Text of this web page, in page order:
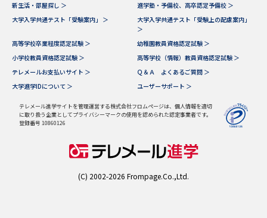
デジタルパンフレット 進路の３択
（高3生用）
（高2生用）
SELFBRAND特集ページ
オープンキャンパスなどを調べる
新生活・部屋探し ＞
進学塾・予備校、高卒認定予備校 ＞
大学入学共通テスト「受験案内」 ＞
大学入学共通テスト「受験上の配慮案内」
＞
高等学校卒業程度認定試験 ＞
幼稚園教員資格認定試験 ＞
小学校教員資格認定試験 ＞
高等学校（情報）教員資格認定試験 ＞
テレメールお支払いサイト ＞
Ｑ＆Ａ よくあるご質問 ＞
大学進学IDについて ＞
ユーザーサポート ＞
テレメール進学サイトを管理運営する株式会社フロムページは、個人情報を適切
に取り扱う企業としてプライバシーマークの使用を認められた認定事業者です。
登録番号 10860126
(C) 2002-2026 Frompage.Co.,Ltd.